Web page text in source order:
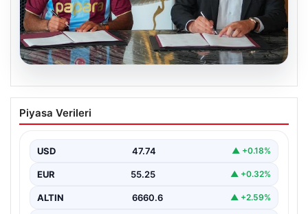
Trabzonspor Salah Transferinin
Maliyetini Detaylandırdı
uyandıran Mohamed Salah transferiyle ilgili maliyet
detaylarını…
Piyasa Verileri
USD 47.74 ▲ +0.18%
EUR 55.25 ▲ +0.32%
ALTIN 6660.6 ▲ +2.59%